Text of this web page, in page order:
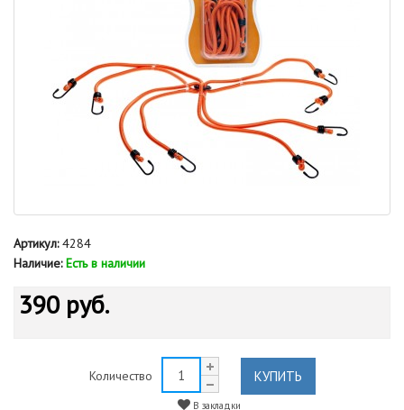
Артикул:4284
Наличие: Есть в наличии
390 руб.
Количество КУПИТЬ
В закладки